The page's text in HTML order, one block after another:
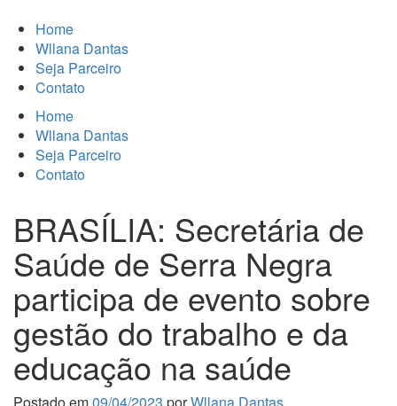
Home
Wllana Dantas
Seja Parceiro
Contato
Home
Wllana Dantas
Seja Parceiro
Contato
BRASÍLIA: Secretária de
Saúde de Serra Negra
participa de evento sobre
gestão do trabalho e da
educação na saúde